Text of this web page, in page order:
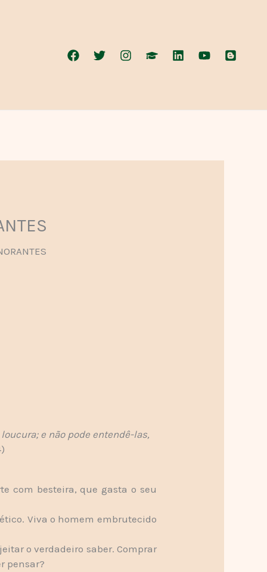
e não pode entendê-las,
com besteira, que gasta o seu
Viva o homem embrutecido
o verdadeiro saber. Comprar
pensar?